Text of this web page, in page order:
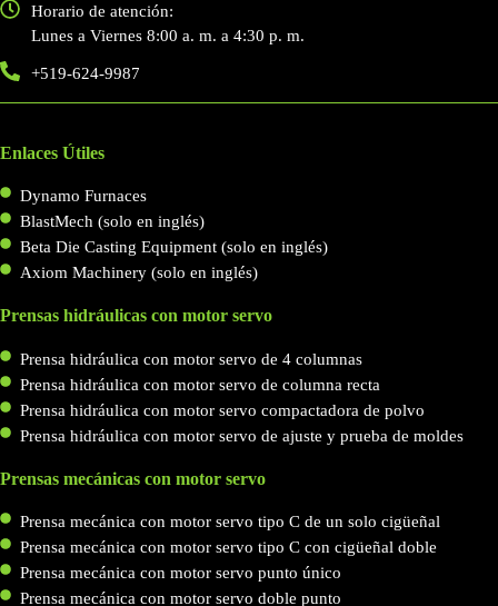
Horario de atención:
Lunes a Viernes 8:00 a. m. a 4:30 p. m.
+519-624-9987
Enlaces Útiles
Dynamo Furnaces
BlastMech (solo en inglés)
Beta Die Casting Equipment (solo en inglés)
Axiom Machinery (solo en inglés)
Prensas hidráulicas con motor servo
Prensa hidráulica con motor servo de 4 columnas
Prensa hidráulica con motor servo de columna recta
Prensa hidráulica con motor servo compactadora de polvo
Prensa hidráulica con motor servo de ajuste y prueba de moldes
Prensas mecánicas con motor servo
Prensa mecánica con motor servo tipo C de un solo cigüeñal
Prensa mecánica con motor servo tipo C con cigüeñal doble
Prensa mecánica con motor servo punto único
Prensa mecánica con motor servo doble punto